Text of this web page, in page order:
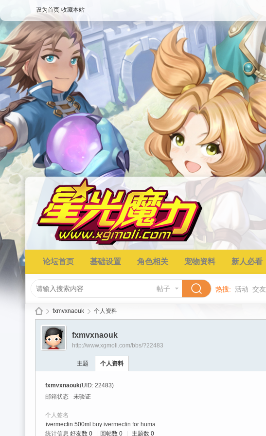
设为首页 收藏本站
论坛首页 基础设置 角色相关 宠物资料 新人必看
帖子 热搜: 活动 交友
›
fxmvxnaouk 个人资料
fxmvxnaouk
http://www.xgmoli.com/bbs/?22483
主题 个人资料
fxmvxnaouk(UID: 22483)
邮箱状态
未验证
个人签名
ivermectin 500ml buy ivermectin for huma
统计信息 好友数 0 回帖数 0 主题数 0